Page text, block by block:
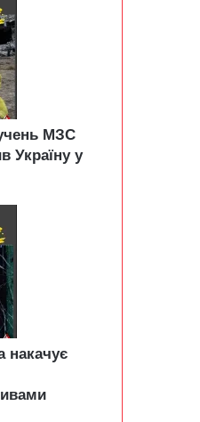
МЗС
Україну у
накачує